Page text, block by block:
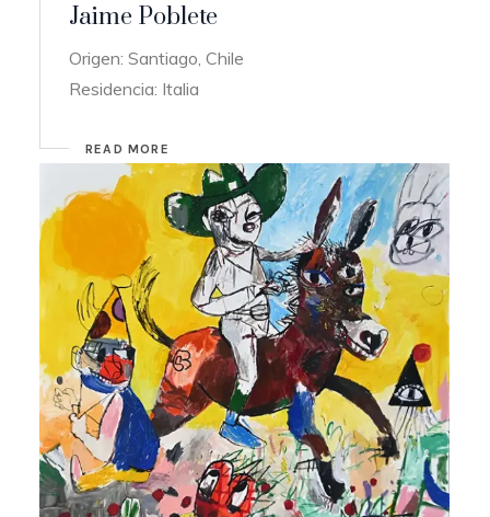
Jaime Poblete
Origen: Santiago, Chile
Residencia: Italia
READ MORE